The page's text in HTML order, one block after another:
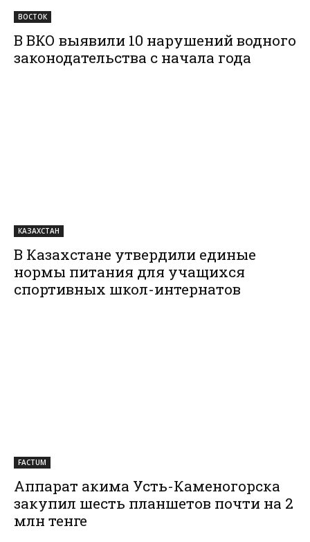
ВОСТОК
В ВКО выявили 10 нарушений водного
законодательства с начала года
КАЗАХСТАН
В Казахстане утвердили единые
нормы питания для учащихся
спортивных школ-интернатов
FACTUM
Аппарат акима Усть-Каменогорска
закупил шесть планшетов почти на 2
млн тенге